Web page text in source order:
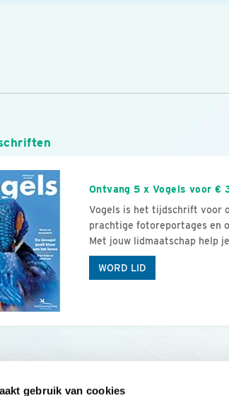
gebruik van cookies
Ontvang 5 x Vogels voor €
Vogels is het tijdschrift voor
prachtige fotoreportages en
Met jouw lidmaatschap help
WORD LID